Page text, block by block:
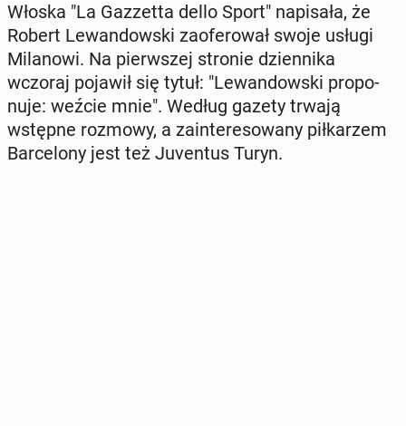
Włoska "La Gaz­zet­ta dello Sport" na­pi­sa­ła, że
Robert Le­wan­dow­ski za­ofe­ro­wał swoje usługi
Mi­la­no­wi. Na pierw­szej stronie dzien­ni­ka
wczoraj pojawił się tytuł: "Le­wan­dow­ski pro­po­
nu­je: weźcie mnie". Według gazety trwają
wstępne rozmowy, a za­in­te­re­so­wa­ny pił­ka­rzem
Bar­ce­lo­ny jest też Ju­ven­tus Turyn.